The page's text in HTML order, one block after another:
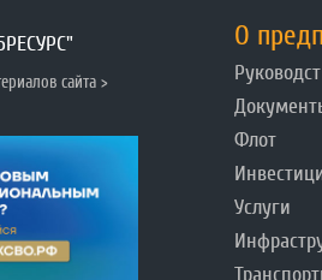
сайта >
О
Флот
Услуги